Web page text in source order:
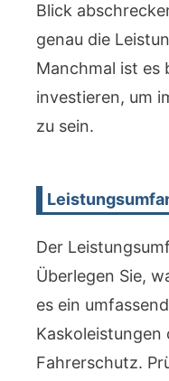
Blick
genau die
Manchmal ist es
investieren, um
zu sein.
Der
Überlegen Sie,
es ein
Kaskoleistungen
Fahrerschutz.